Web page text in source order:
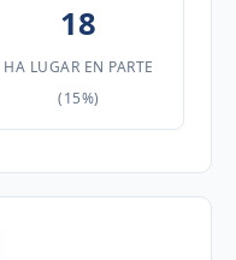
18
HA LUGAR EN PARTE
(15%)